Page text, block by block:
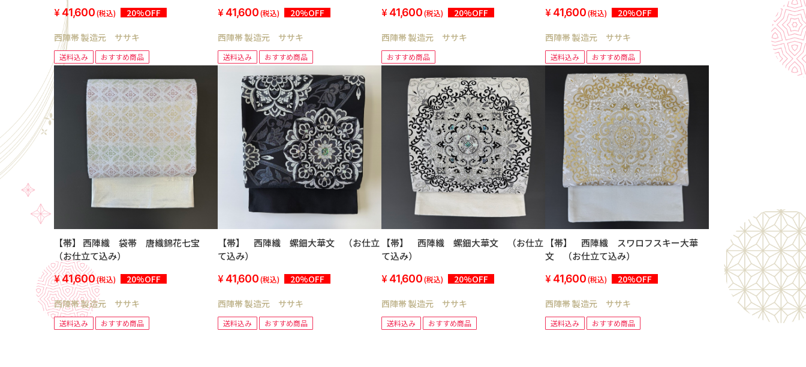
41,600(税込) 20%OFF
西陣帯 製造元 ササキ
送料込み おすすめ商品
41,600(税込) 20%OFF
西陣帯 製造元 ササキ
送料込み おすすめ商品
41,600(税込) 20%OFF
西陣帯 製造元 ササキ
おすすめ商品
41,600(税込) 20%OFF
西陣帯 製造元 ササキ
送料込み おすすめ商品
【帯】 西陣織 袋帯 唐織錦花七宝
（お仕立て込み）
41,600(税込) 20%OFF
西陣帯 製造元 ササキ
送料込み おすすめ商品
【帯】 西陣織 螺鈿大華文 （お仕立
て込み）
41,600(税込) 20%OFF
西陣帯 製造元 ササキ
送料込み おすすめ商品
【帯】 西陣織 螺鈿大華文 （お仕立
て込み）
41,600(税込) 20%OFF
西陣帯 製造元 ササキ
送料込み おすすめ商品
【帯】 西陣織 スワロフスキー大華
文 （お仕立て込み）
41,600(税込) 20%OFF
西陣帯 製造元 ササキ
送料込み おすすめ商品